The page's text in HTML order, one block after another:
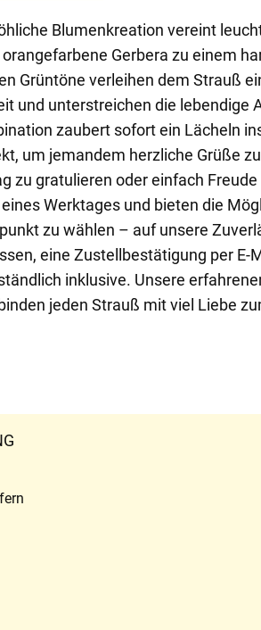
Blumenkreation vereint
Gerbera zu einem
Grüntöne verleihen dem Strauß
und unterstreichen die lebendige
zaubert sofort ein Lächeln
um jemandem herzliche Grüße
zu gratulieren oder einfach
Werktages und bieten die
zu wählen – auf unsere
eine Zustellbestätigung per E-
inklusive. Unsere
jeden Strauß mit viel Liebe